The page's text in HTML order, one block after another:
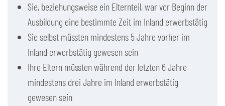
Sie, beziehungsweise ein Elternteil, war vor Beginn der
Ausbildung eine bestimmte Zeit im Inland erwerbstätig
Sie selbst müssten mindestens 5 Jahre vorher im
Inland erwerbstätig gewesen sein
Ihre Eltern müssten während der letzten 6 Jahre
mindestens drei Jahre im Inland erwerbstätig
gewesen sein